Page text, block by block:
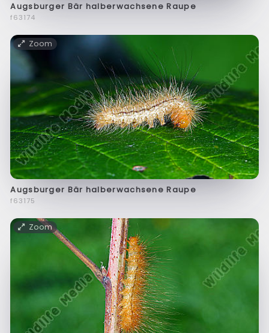
Augsburger Bär halberwachsene Raupe
f63174
Zoom
Augsburger Bär halberwachsene Raupe
f63175
Zoom